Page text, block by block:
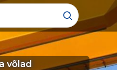
võlad